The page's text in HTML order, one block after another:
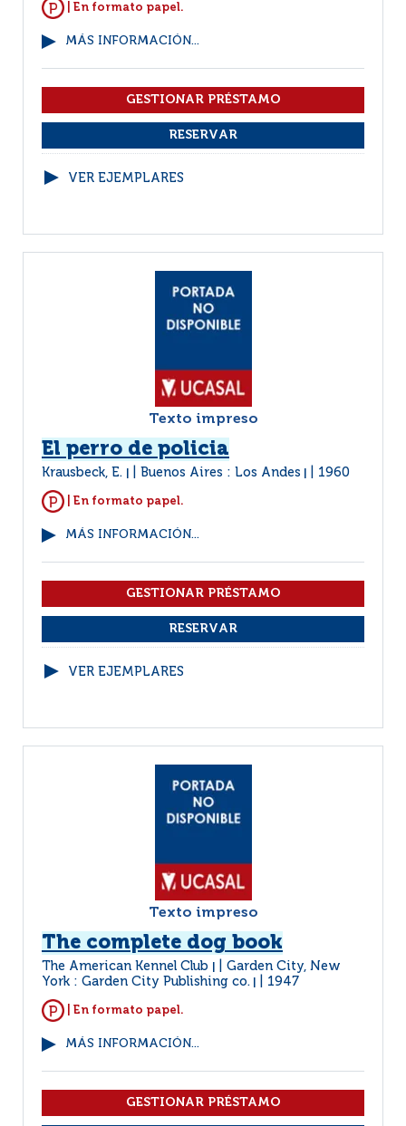
| En formato papel.
MÁS INFORMACIÓN...
VER EJEMPLARES
Texto impreso
El perro de policia
Krausbeck, E. Buenos Aires : Los Andes 1960
| En formato papel.
MÁS INFORMACIÓN...
VER EJEMPLARES
Texto impreso
The complete dog book
The American Kennel Club
Garden City, New
York : Garden City Publishing co.
1947
| En formato papel.
MÁS INFORMACIÓN...